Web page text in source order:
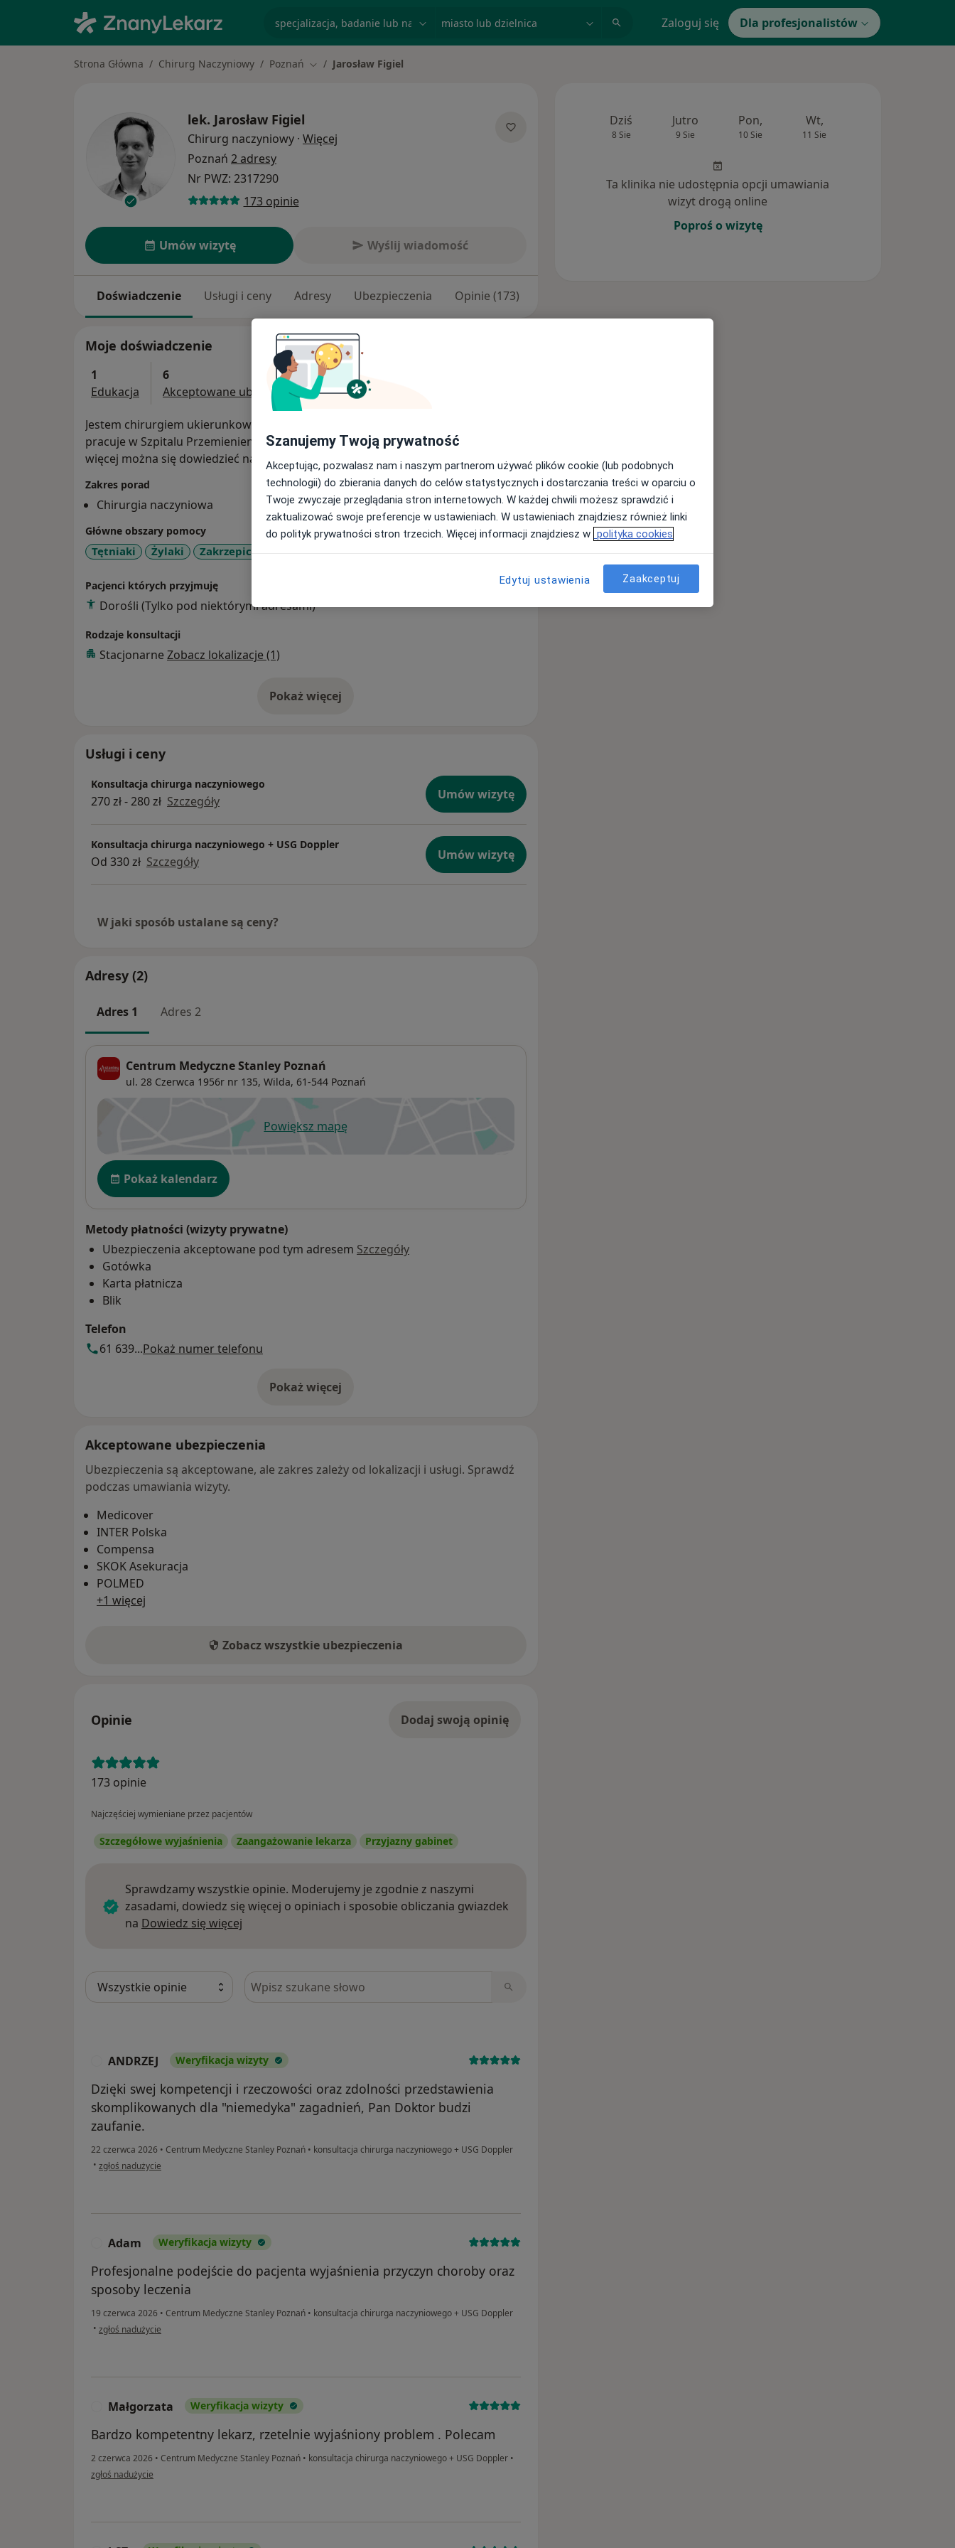
Zaloguj się Dla profesjonalistów
Strona Główna Chirurg Naczyniowy Poznań Zmień miasto
Jarosław Figiel
lek. Jarosław Figiel
Chirurg naczyniowy · Więcej
Poznań 2 adresy
Nr PWZ: 2317290
173 opinie
Umów wizytę Wyślij wiadomość
Doświadczenie Usługi i ceny Adresy Ubezpieczenia Opinie (173)
Moje doświadczenie
1
Edukacja
6
Akceptowane ubezpieczenia
Jestem chirurgiem ukierunkowanym na chirurgie naczyniową. Na co dzień
pracuje w Szpitalu Przemienienia Pańskiego w Poznaniu.
więcej można się dowiedzieć na stronie www.centrummedycznestanley.pl
Zakres porad
Chirurgia naczyniowa
Główne obszary pomocy
Tętniaki Żylaki Zakrzepica żylna
Pacjenci których przyjmuję
Dorośli (Tylko pod niektórymi adresami)
Rodzaje konsultacji
Stacjonarne Zobacz lokalizacje (1)
Pokaż więcejo doświadczeniu
Usługi i ceny
Konsultacja chirurga naczyniowego
270 zł - 280 zł Szczegóły Umów wizytę
Konsultacja chirurga naczyniowego + USG Doppler
Od 330 zł Szczegóły Umów wizytę
W jaki sposób ustalane są ceny?
Adresy (2)
Adres 1 Adres 2
Centrum Medyczne Stanley Poznań
ul. 28 Czerwca 1956r nr 135, Wilda, 61-544 Poznań
Powiększ mapęotwiera się w nowej karcie
Dostępność
Pokaż kalendarz
Metody płatności (wizyty prywatne)
Ubezpieczenia akceptowane pod tym adresem Szczegóły
Gotówka
Karta płatnicza
Blik
Telefon
61 639...Pokaż numer telefonu
Pokaż więcej
o adresie
Akceptowane ubezpieczenia
Ubezpieczenia są akceptowane, ale zakres zależy od lokalizacji i usługi. Sprawdź
podczas umawiania wizyty.
Medicover
INTER Polska
Compensa
SKOK Asekuracja
POLMED
+1 więcej
Zobacz wszystkie ubezpieczenia
Opinie Dodaj swoją opinię
173 opinie
Najczęściej wymieniane przez pacjentów
Szczegółowe wyjaśnienia Zaangażowanie lekarza Przyjazny gabinet
Sprawdzamy wszystkie opinie. Moderujemy je zgodnie z naszymi
zasadami, dowiedz się więcej o opiniach i sposobie obliczania gwiazdek
na Dowiedz się więcej
Szukaj w opiniach
ANDRZEJ Weryfikacja wizyty
Dzięki swej kompetencji i rzeczowości oraz zdolności przedstawienia
skomplikowanych dla "niemedyka" zagadnień, Pan Doktor budzi
zaufanie.
22 czerwca 2026 • Centrum Medyczne Stanley Poznań • konsultacja chirurga naczyniowego + USG Doppler
• w opinii użytkownika ANDRZEJ
zgłoś nadużycie
Adam Weryfikacja wizyty
Profesjonalne podejście do pacjenta wyjaśnienia przyczyn choroby oraz
sposoby leczenia
19 czerwca 2026 • Centrum Medyczne Stanley Poznań • konsultacja chirurga naczyniowego + USG Doppler
• w opinii użytkownika Adam
zgłoś nadużycie
Małgorzata Weryfikacja wizyty
Bardzo kompetentny lekarz, rzetelnie wyjaśniony problem . Polecam
2 czerwca 2026 • Centrum Medyczne Stanley Poznań • konsultacja chirurga naczyniowego + USG Doppler •
w opinii użytkownika Małgorzata
zgłoś nadużycie
Dziś
8 Sie
Jutro
9 Sie
Pon,
10 Sie
Wt,
11 Sie
Ta klinika nie udostępnia opcji umawiania
wizyt drogą online
Poproś o wizytę
Szanujemy Twoją prywatność
Akceptując, pozwalasz nam i naszym partnerom używać plików cookie (lub podobnych
technologii) do zbierania danych do celów statystycznych i dostarczania treści w oparciu o
Twoje zwyczaje przeglądania stron internetowych. W każdej chwili możesz sprawdzić i
zaktualizować swoje preferencje w ustawieniach. W ustawieniach znajdziesz również linki
do polityk prywatności stron trzecich. Więcej informacji znajdziesz w polityka cookies
Edytuj ustawienia Zaakceptuj